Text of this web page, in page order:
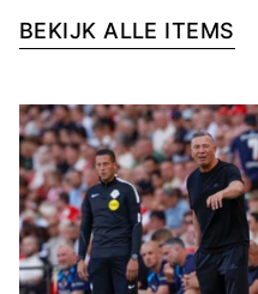
BEKIJK ALLE ITEMS